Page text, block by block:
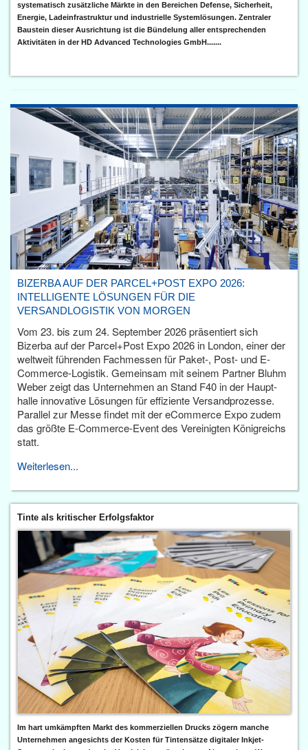
systematisch zusätzliche Märkte in den Bereichen Defense, Sicherheit,
Energie, Ladeinfrastruktur und industrielle Systemlösungen. Zentraler
Baustein dieser Ausrichtung ist die Bündelung aller entsprechenden
Aktivitäten in der HD Advanced Technologies GmbH.......
BIZERBA AUF DER PARCEL+POST EXPO 2026:
INTELLIGENTE LÖSUNGEN FÜR DIE
VERSANDLOGISTIK VON MORGEN
Vom 23. bis zum 24. September 2026 präsentiert sich
Bizerba auf der Parcel+Post Expo 2026 in London, einer der
weltweit führenden Fachmessen für Paket-, Post- und E-
Commerce-Logistik. Gemeinsam mit seinem Partner Bluhm
Weber zeigt das Unternehmen an Stand F40 in der Haupt­
halle innovative Lösungen für effiziente Versandprozesse.
Parallel zur Messe findet mit der eCommerce Expo zudem
das größte E-Commerce-Event des Vereinigten Königreichs
statt.
Weiterlesen...
Tinte als kritischer Erfolgsfaktor
Im hart umkämpften Markt des kommerziellen Drucks zögern manche
Unternehmen angesichts der Kosten für Tintensätze digitaler Inkjet-